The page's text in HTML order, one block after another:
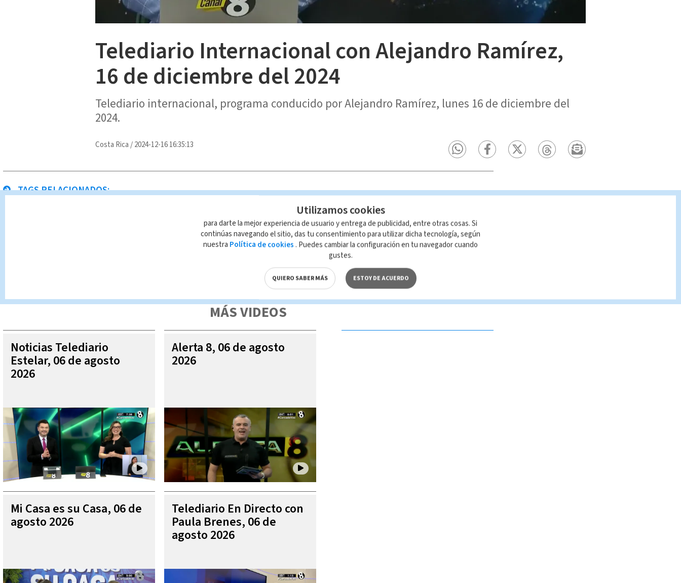
Telediario Internacional con Alejandro Ramírez,
16 de diciembre del 2024
Telediario internacional, programa conducido por Alejandro Ramírez, lunes 16 de diciembre del
2024.
Costa Rica /2024-12-16 16:35:13
TAGS RELACIONADOS:
Queda prohibida la reproducción total o parcial del contenido de esta página, mismo que es propiedad de TELEDIARIO; su reproducción no
autorizada constituye una infracción y un delito de conformidad con las leyes aplicables.
MÁS VIDEOS
Noticias Telediario
Estelar, 06 de agosto
2026
Alerta 8, 06 de agosto
2026
Mi Casa es su Casa, 06 de
agosto 2026
Telediario En Directo con
Paula Brenes, 06 de
agosto 2026
Utilizamos cookies
para darte la mejor experiencia de usuario y entrega de publicidad, entre otras cosas. Si
continúas navegando el sitio, das tu consentimiento para utilizar dicha tecnología, según
nuestra Política de cookies . Puedes cambiar la configuración en tu navegador cuando
gustes.
QUIERO SABER MÁS ESTOY DE ACUERDO